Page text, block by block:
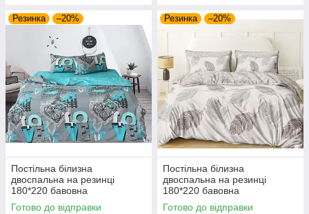
Резинка –20%
Постільна білизна
двоспальна на резинці
180*220 бавовна
Готово до відправки
Резинка –20%
Постільна білизна
двоспальна на резинці
180*220 бавовна
Готово до відправки